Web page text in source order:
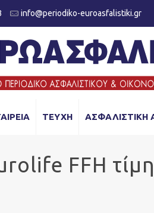
info@periodiko-euroasfalistiki.gr
ΤΕΥΧΗ ΑΣΦΑΛΙΣΤΙΚΗ
FFH